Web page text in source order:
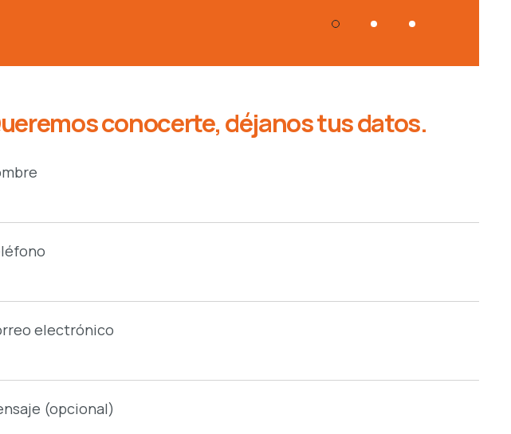
conocerte, déjanos tus datos.
electrónico
(opcional)